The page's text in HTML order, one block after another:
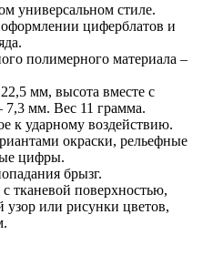
универсальном стиле.
циферблатов и
полимерного материала –
мм, высота вместе с
мм. Вес 11 грамма.
к ударному воздействию.
окраски, рельефные
цифры.
брызг.
тканевой поверхностью,
узор или рисунки цветов,